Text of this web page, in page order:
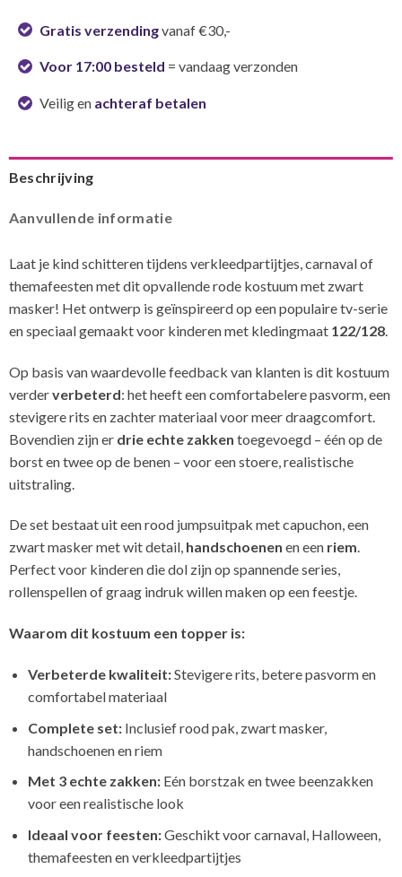
Gratis verzendingvanaf €30,-
Voor 17:00 besteld = vandaag verzonden
Veilig en achteraf betalen
Beschrijving
Aanvullende informatie
Laat je kind schitteren tijdens verkleedpartijtjes, carnaval of
themafeesten met dit opvallende rode kostuum met zwart
masker! Het ontwerp is geïnspireerd op een populaire tv-serie
en speciaal gemaakt voor kinderen met kledingmaat 122/128.
Op basis van waardevolle feedback van klanten is dit kostuum
verderverbeterd: het heeft een comfortabelere pasvorm, een
stevigere rits en zachter materiaal voor meer draagcomfort.
Bovendien zijn er drie echte zakken toegevoegd – één op de
borst en twee op de benen – voor een stoere, realistische
uitstraling.
De set bestaat uit een rood jumpsuitpak met capuchon, een
zwart masker met wit detail, handschoenen en een riem.
Perfect voor kinderen die dol zijn op spannende series,
rollenspellen of graag indruk willen maken op een feestje.
Waarom dit kostuum een topper is:
Verbeterde kwaliteit:Stevigere rits, betere pasvorm en
comfortabel materiaal
Complete set: Inclusief rood pak, zwart masker,
handschoenen en riem
Met 3 echte zakken: Eén borstzak en twee beenzakken
voor een realistische look
Ideaal voor feesten:Geschikt voor carnaval, Halloween,
themafeesten en verkleedpartijtjes